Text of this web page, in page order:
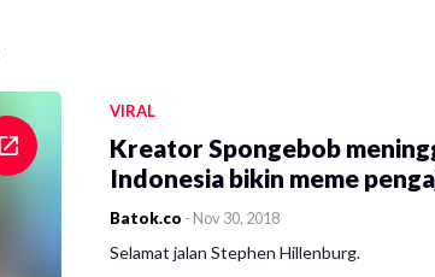
VIRAL
Kreator Spongebob
Indonesia bikin meme
Batok.co - Nov 30, 2018
Selamat jalan Stephen Hillenburg.